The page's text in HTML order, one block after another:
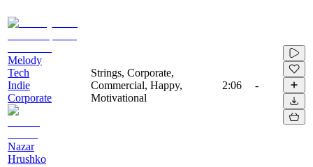
Melody
Tech
Indie
Corporate
Nazar
Hrushko
Strings, Corporate,
Commercial, Happy,
Motivational
2:06 -